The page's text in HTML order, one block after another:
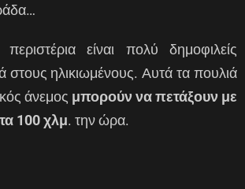
είναι πολύ δημοφιλείς
στους ηλικιωμένους. Αυτά τα πουλιά
άνεμος μπορούν να πετάξουν με
100 χλμ. την ώρα.